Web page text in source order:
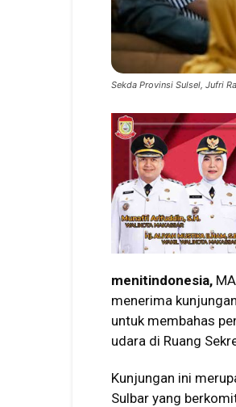
Sekda Provinsi Sulsel, Jufri
menitindonesia,
menerima
untuk membahas
udara di Ruang
Kunjungan ini
Sulbar yang